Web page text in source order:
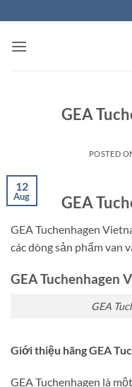
to
content
GEA
POSTED
12
Aug GEA
GEA Tuchenhagen
các dòng sản phẩm van
GEA Tuchenhagen
GEA
Giới thiệu hãng GEA
GEA Tuchenhagen là